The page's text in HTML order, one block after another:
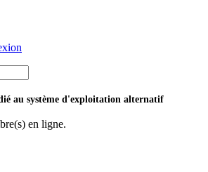
au système d'exploitation alternatif
en ligne.